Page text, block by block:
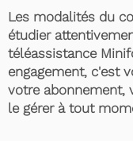
Les modalités du
étudier
téléassistance
engagement, c'est
votre abonnement,
le gérer à tout